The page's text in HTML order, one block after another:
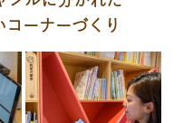
コーナーづくり